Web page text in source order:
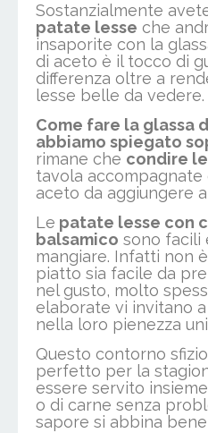
Sostanzialmente
patate lesse che
insaporite con la
di aceto è il tocco di
differenza oltre a
lesse belle da vedere.
Come fare la glassa
abbiamo spiegato
rimane che condire
tavola accompagnate
aceto da aggiungere
Le patate lesse con
balsamico sono facili
mangiare. Infatti non
piatto sia facile da
nel gusto, molto
elaborate vi invitano
nella loro pienezza
Questo contorno
perfetto per la
essere servito
o di carne senza
sapore si abbina